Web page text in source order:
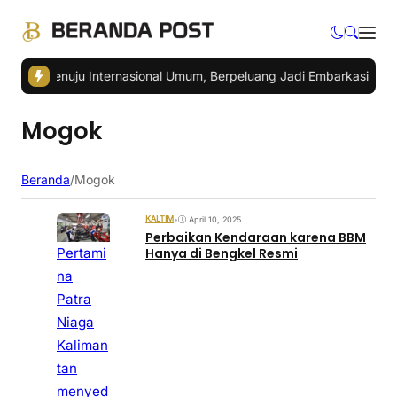
Menuju Internasional Umum, Berpeluang Jadi Embarkasi Haji
Mogok
Beranda/Mogok
Pertami
na
Patra
Niaga
Kaliman
tan
menyed
KALTIM• April 10, 2025
Perbaikan Kendaraan karena BBM
Hanya di Bengkel Resmi